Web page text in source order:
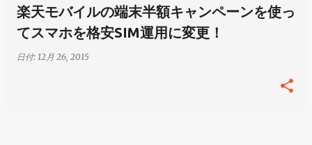
楽天モバイルの端末半額キャンペーンを使っ
てスマホを格安SIM運用に変更！
日付: 12月 26, 2015